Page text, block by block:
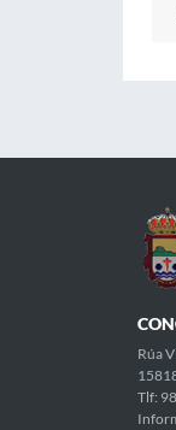
Rúa
Tlf: